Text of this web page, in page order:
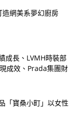
網美系夢幻廚房
成長、LVMH時裝部
成效、Prada集團財
「寶桑小町」以女性